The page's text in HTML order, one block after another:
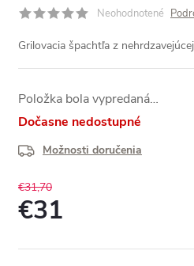
Neohodnotené
Grilovacia špachtľa z
Položka bola vypredaná…
Dočasne nedostupné
Možnosti doručenia
€31,70
€31
cena: